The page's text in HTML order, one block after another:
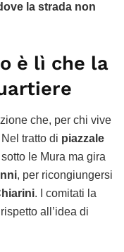
la strada non
è lì che la
che, per chi vive
tratto di piazzale
le Mura ma gira
, per ricongiungersi
. I comitati la
rispetto all’idea di